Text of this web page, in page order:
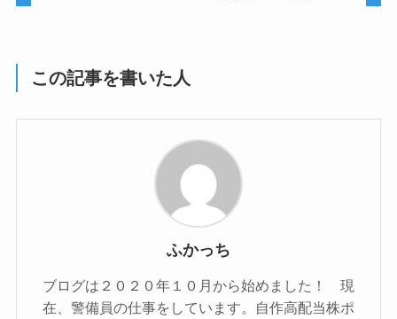
この記事を書いた人
ふかっち
ブログは２０２０年１０月から始めました！ 現
在、警備員の仕事をしています。自作高配当株ポ